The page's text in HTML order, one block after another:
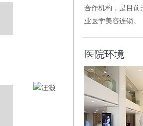
合作机构，是目前
业医学美容连锁。
医院环境